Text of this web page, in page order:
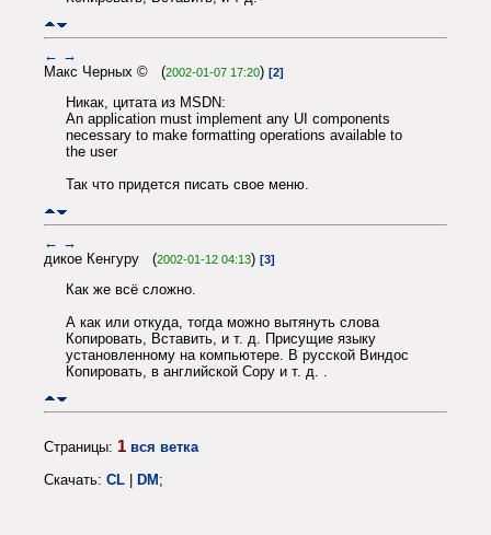
← →
Макс Черных © (2002-01-07 17:20) [2]
Никак, цитата из MSDN:
An application must implement any UI components
necessary to make formatting operations available to
the user
Так что придется писать свое меню.
← →
дикое Кенгуру (2002-01-12 04:13) [3]
Как же всё сложно.
А как или откуда, тогда можно вытянуть слова
Копировать, Вставить, и т. д. Присущие языку
установленному на компьютере. В русской Виндос
Копировать, в английской Copy и т. д. .
Страницы: 1 вся ветка
Скачать: CL | DM;